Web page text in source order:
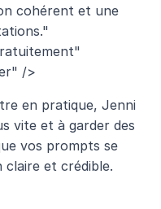
cohérent et une
/>
en pratique, Jenni
vite et à garder des
vos prompts se
et crédible.